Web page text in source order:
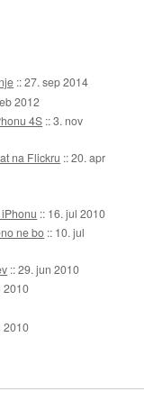
::27. sep 2014
2012
4S ::3. nov
na Flickru ::20. apr
:: 16. jul 2010
ne bo :: 10. jul
::29. jun 2010
2010
2010